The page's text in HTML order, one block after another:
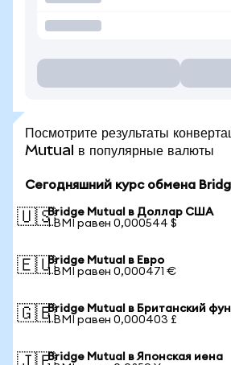
Посмотрите результаты
Mutual в популярные валюты
Сегодняшний курс обмена
🇺🇸Bridge Mutual в Доллар США
1 BMI равен 0,000544 $
🇪🇺Bridge Mutual в Евро
1 BMI равен 0,000471 €
🇬🇧Bridge Mutual в Британский
1 BMI равен 0,000403 £
Bridge Mutual в Японская иена